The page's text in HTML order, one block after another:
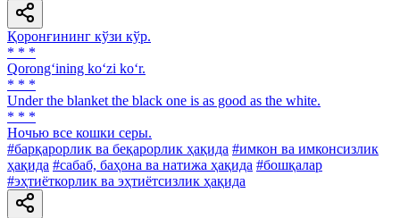
Қоронғининг кўзи кўр.
* * *
Qorong‘ining ko‘zi ko‘r.
* * *
Under the blanket the black one is as good as the white.
* * *
Ночью все кошки серы.
#барқарорлик ва беқарорлик ҳақида #имкон ва имконсизлик
ҳақида #сабаб, баҳона ва натижа ҳақида #бошқалар
#эҳтиёткорлик ва эҳтиётсизлик ҳақида